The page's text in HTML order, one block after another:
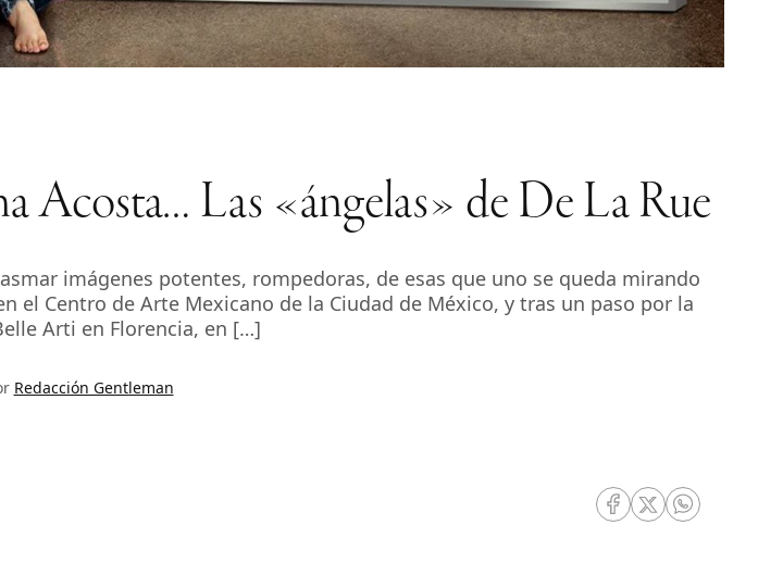
Acosta… Las «ángelas» de De La Rue
imágenes potentes, rompedoras, de esas que uno se queda mirando
Centro de Arte Mexicano de la Ciudad de México, y tras un paso por la
Arti en Florencia, en […]
Redacción Gentleman
RRSS Facebook
RRSS Twitter
RRSS